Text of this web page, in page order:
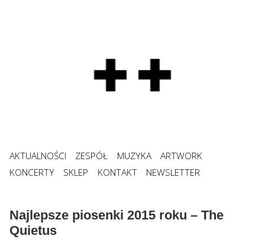
AKTUALNOŚCI ZESPÓŁ MUZYKA
ARTWORK
KONCERTY
SKLEP KONTAKT NEWSLETTER
Najlepsze piosenki 2015 roku – The
Quietus